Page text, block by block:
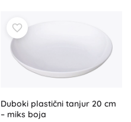
Duboki plastični tanjur 20 cm
– miks boja